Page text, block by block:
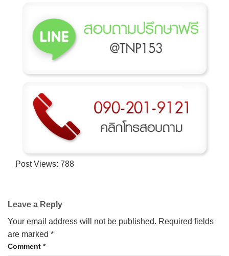
Post Views: 788
Leave a Reply
Your email address will not be published. Required fields
are marked *
Comment *